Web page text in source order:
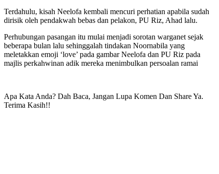
Terdahulu, kisah Neelofa kembali mencuri perhatian apabila sudah
dirisik oleh pendakwah bebas dan pelakon, PU Riz, Ahad lalu.
Perhubungan pasangan itu mulai menjadi sorotan warganet sejak
beberapa bulan lalu sehinggalah tindakan Noornabila yang
meletakkan emoji ‘love’ pada gambar Neelofa dan PU Riz pada
majlis perkahwinan adik mereka menimbulkan persoalan ramai
Apa Kata Anda? Dah Baca, Jangan Lupa Komen Dan Share Ya.
Terima Kasih!!